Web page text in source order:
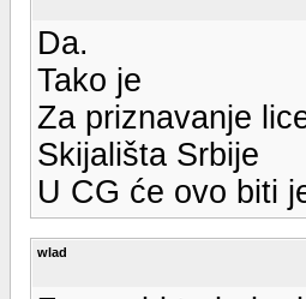
Da.
Tako je
Za priznavanje
Skijališta Srbije
U CG će ovo biti
wlad